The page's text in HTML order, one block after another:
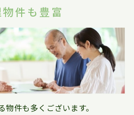
件も豊富
件も多くございます。